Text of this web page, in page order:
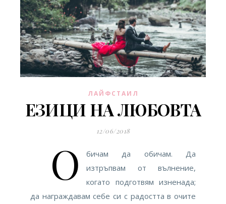
ЛАЙФСТАИЛ
ЕЗИЦИ НА ЛЮБОВТА
12/06/2018
О
бичам да обичам. Да
изтръпвам от вълнение,
когато подготвям изненада;
да награждавам себе си с радостта в очите